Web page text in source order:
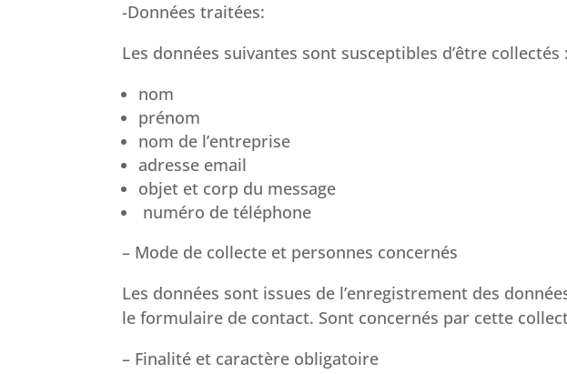
-Données traitées:
Les données suivantes sont susceptibles d’être collectés :
nom
prénom
nom de l’entreprise
adresse email
objet et corp du message
numéro de téléphone
– Mode de collecte et personnes concernés
Les données sont issues de l’enregistrement des
le formulaire de contact. Sont concernés par cette
– Finalité et caractère obligatoire